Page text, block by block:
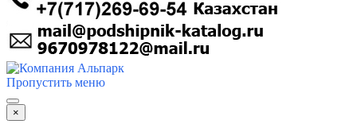
Пропустить меню
×